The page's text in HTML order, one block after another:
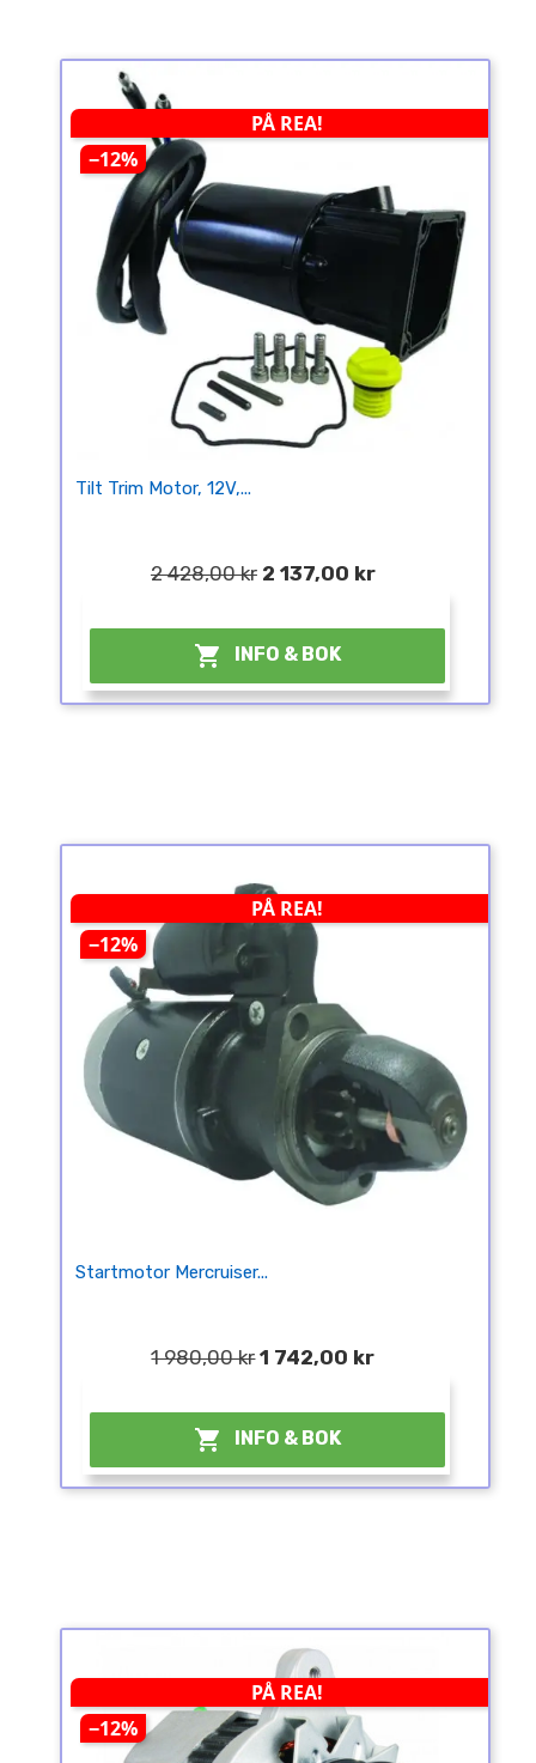
PÅ REA!
−12%
Tilt Trim Motor, 12V,...
2 428,00 kr 2 137,00 kr
 INFO & BOK
PÅ REA!
−12%
Startmotor Mercruiser...
1 980,00 kr 1 742,00 kr
 INFO & BOK
PÅ REA!
−12%